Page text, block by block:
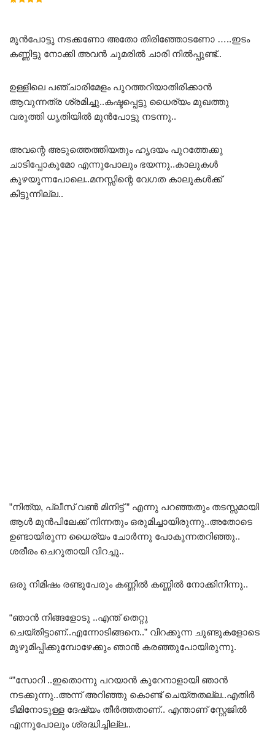
മുൻപോട്ടു നടക്കണോ അതോ തിരിഞ്ഞോടണോ …..ഇടം
കണ്ണിട്ടു നോക്കി അവൻ ചുമരിൽ ചാരി നിൽപ്പുണ്ട്..
ഉള്ളിലെ പഞ്ചാരിമേളം പുറത്തറിയാതിരിക്കാൻ
ആവുന്നത്ര ശ്രമിച്ചു..കഷ്ടപ്പെട്ടു ധൈര്യം മുഖത്തു
വരുത്തി ധൃതിയിൽ മുൻപോട്ടു നടന്നു..
അവന്റെ അടുത്തെത്തിയതും ഹൃദയം പുറത്തേക്കു
ചാടിപ്പോകുമോ എന്നുപോലും ഭയന്നു..കാലുകൾ
കുഴയുന്നപോലെ..മനസ്സിന്റെ വേഗത കാലുകൾക്ക്
കിട്ടുന്നില്ല..
”നിത്യ, പ്ലീസ് വൺ മിനിട്ട് ” എന്നു പറഞ്ഞതും തടസ്സമായി
ആൾ മുൻപിലേക്ക് നിന്നതും ഒരുമിച്ചായിരുന്നു..അതോടെ
ഉണ്ടായിരുന്ന ധൈര്യം ചോർന്നു പോകുന്നതറിഞ്ഞു..
ശരീരം ചെറുതായി വിറച്ചു..
ഒരു നിമിഷം രണ്ടുപേരും കണ്ണിൽ കണ്ണിൽ നോക്കിനിന്നു..
“ഞാൻ നിങ്ങളോടു ..എന്ത് തെറ്റു
ചെയ്തിട്ടാണ്..എന്നോടിങ്ങനെ..” വിറക്കുന്ന ചുണ്ടുകളോടെ
മുഴുമിപ്പിക്കുമ്പോഴേക്കും ഞാൻ കരഞ്ഞുപോയിരുന്നു.
“”സോറി ..ഇതൊന്നു പറയാൻ കുറേനാളായി ഞാൻ
നടക്കുന്നു..അന്ന് അറിഞ്ഞു കൊണ്ട് ചെയ്തതല്ല..എതിർ
ടീമിനോടുള്ള ദേഷ്യം തീർത്തതാണ്.. എന്താണ് സ്റ്റേജിൽ
എന്നുപോലും ശ്രദ്ധിച്ചില്ല..